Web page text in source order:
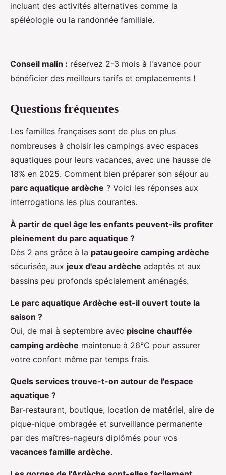
incluant des activités alternatives comme la
spéléologie ou la randonnée familiale.
Conseil malin : réservez 2-3 mois à l'avance pour
bénéficier des meilleurs tarifs et emplacements !
Questions fréquentes
Les familles françaises sont de plus en plus
nombreuses à choisir les campings avec espaces
aquatiques pour leurs vacances, avec une hausse de
18% en 2025. Comment bien préparer son séjour au
parc aquatique ardèche ? Voici les réponses aux
interrogations les plus courantes.
À partir de quel âge les enfants peuvent-ils profiter
pleinement du parc aquatique ?
Dès 2 ans grâce à la pataugeoire camping ardèche
sécurisée, aux jeux d'eau ardèche adaptés et aux
bassins peu profonds spécialement aménagés.
Le parc aquatique Ardèche est-il ouvert toute la
saison ?
Oui, de mai à septembre avec piscine chauffée
camping ardèche maintenue à 26°C pour assurer
votre confort même par temps frais.
Quels services trouve-t-on autour de l'espace
aquatique ?
Bar-restaurant, boutique, location de matériel, aire de
pique-nique ombragée et surveillance permanente
par des maîtres-nageurs diplômés pour vos
vacances famille ardèche.